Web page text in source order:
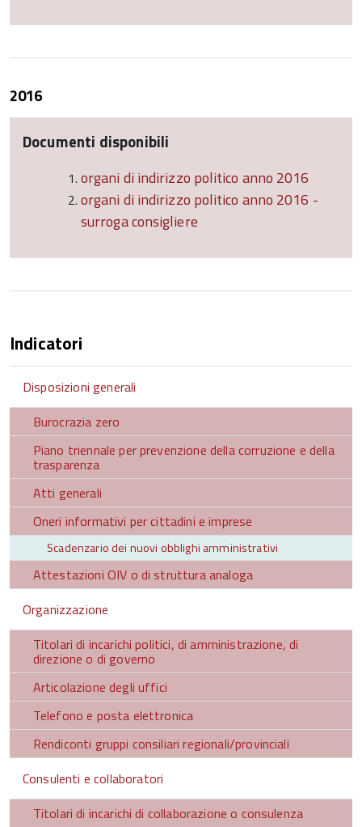
2016
Documenti disponibili
organi di indirizzo politico anno 2016
organi di indirizzo politico anno 2016 -
surroga consigliere
Indicatori
Disposizioni generali
Burocrazia zero
Piano triennale per prevenzione della corruzione e della
trasparenza
Atti generali
Oneri informativi per cittadini e imprese
Scadenzario dei nuovi obblighi amministrativi
Attestazioni OIV o di struttura analoga
Organizzazione
Titolari di incarichi politici, di amministrazione, di
direzione o di governo
Articolazione degli uffici
Telefono e posta elettronica
Rendiconti gruppi consiliari regionali/provinciali
Consulenti e collaboratori
Titolari di incarichi di collaborazione o consulenza